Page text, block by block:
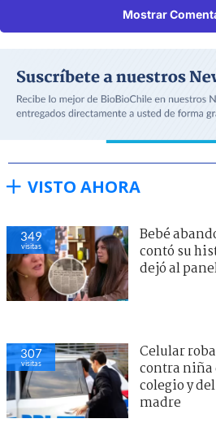
Mostrar
VISTO AHORA
349
visitas
Bebé
contó su
dejó al
307
visitas
Celular
contra niña
colegio y
madre